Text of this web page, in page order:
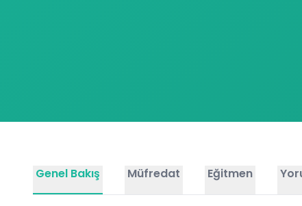
Genel Bakış Müfredat Eğitmen